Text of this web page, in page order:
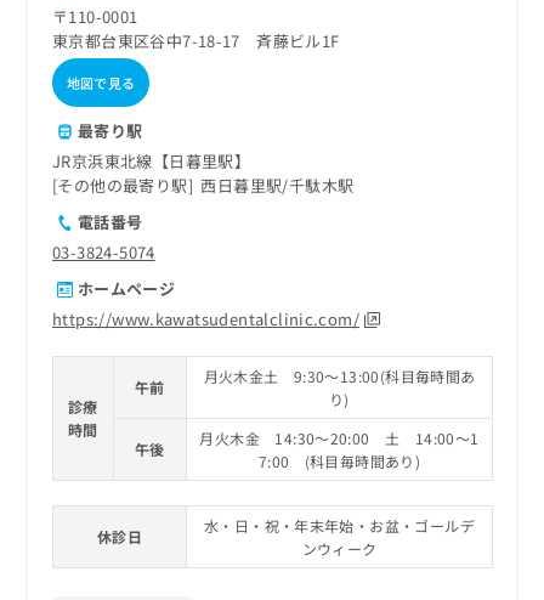
〒110-0001
東京都台東区谷中7-18-17 斉藤ビル1F
地図で見る
最寄り駅
JR京浜東北線【日暮里駅】
その他の最寄り駅
西日暮里駅 千駄木駅
電話番号
03-3824-5074
ホームページ
https://www.kawatsudentalclinic.com/
診療
時間
午前
月火木金土 9:30～13:00(科目毎時間あ
り)
午後
月火木金 14:30～20:00 土 14:00～1
7:00 (科目毎時間あり)
休診日
水・日・祝・年末年始・お盆・ゴールデ
ンウィーク